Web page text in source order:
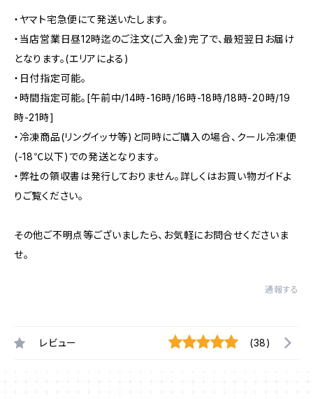
・ヤマト宅急便にて発送いたします。
・当店営業日昼12時迄のご注文(ご入金)完了で、最短翌日お届け
となります。(エリアによる)
・日付指定可能。
・時間指定可能。[午前中/14時-16時/16時-18時/18時-20時/19
時-21時]
・冷凍商品(リングイッサ等)と同時にご購入の場合、クール冷凍便
(-18℃以下)での発送となります。
・弊社の領収書は発行しておりません。詳しくはお買い物ガイドよ
りご覧ください。
その他ご不明点等ございましたら、お気軽にお問合せくださいま
せ。
通報する
レビュー (38)